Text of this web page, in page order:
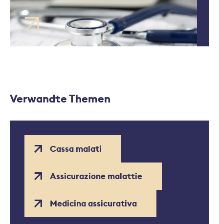
Verwandte Themen
Cassa malati
Assicurazione malattie
Medicina assicurativa